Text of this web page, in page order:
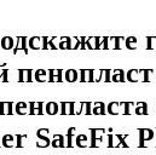
SafeFix